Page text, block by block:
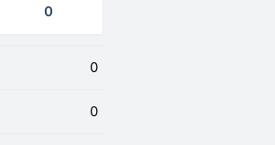
0
0
0